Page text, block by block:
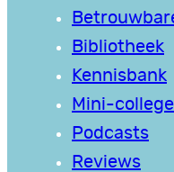
Bibliotheek
Kennisbank
Mini-
Podcasts
Reviews